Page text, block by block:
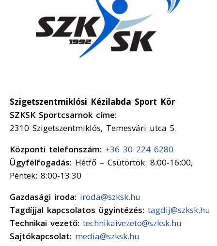
Szigetszentmiklósi Kézilabda Sport Kör
SZKSK Sportcsarnok címe:
2310 Szigetszentmiklós, Temesvári utca 5.
Központi telefonszám: +36 30 224 6280
Ügyfélfogadás: Hétfő – Csütörtök: 8:00-16:00,
Péntek: 8:00-13:30
Gazdasági iroda: iroda@szksk.hu
Tagdíjjal kapcsolatos ügyintézés: tagdij@szksk.hu
Technikai vezető: technikaivezeto@szksk.hu
Sajtókapcsolat: media@szksk.hu